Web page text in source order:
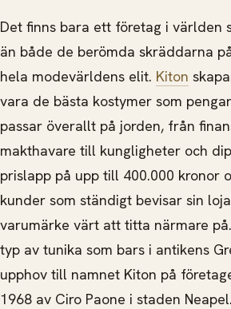
Det finns bara ett företag i världen
än både de berömda skräddarna
hela modevärldens elit. Kiton
vara de bästa kostymer som
passar överallt på jorden, från
makthavare till kungligheter och
prislapp på upp till 400.000 kronor
kunder som ständigt bevisar sin
varumärke värt att titta närmare på.
typ av tunika som bars i antikens
upphov till namnet Kiton på
1968 av Ciro Paone i staden